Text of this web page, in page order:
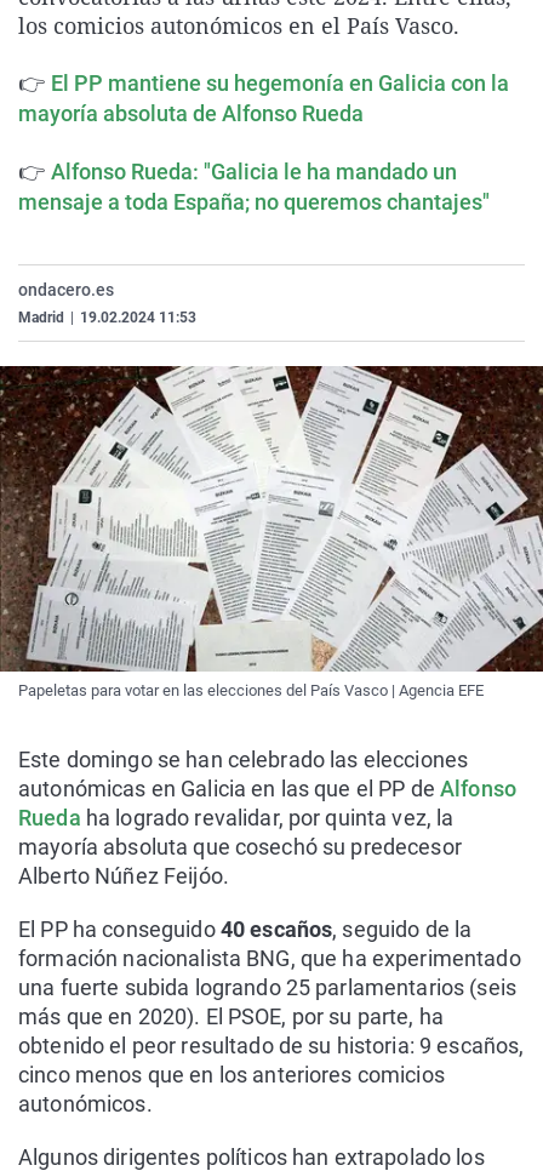
La rosa de los vientos
Como el perro y el
Caso
Equipo de
Extremadura
La Rioja
País Vasco
Virales
Elecciones
los comicios autonómicos en el País Vasco.
👉 El PP mantiene su hegemonía en Galicia con la
mayoría absoluta de Alfonso Rueda
👉 Alfonso Rueda: "Galicia le ha mandado un
mensaje a toda España; no queremos chantajes"
ondacero.es
Madrid 19.02.2024 11:53
Papeletas para votar en las elecciones del País Vasco | Agencia EFE
Este domingo se han celebrado las elecciones
autonómicas en Galicia en las que el PP deAlfonso
Rueda ha logrado revalidar, por quinta vez, la
mayoría absoluta que cosechó su predecesor
Alberto Núñez Feijóo.
El PP ha conseguido40 escaños, seguido de la
formación nacionalista BNG, que ha experimentado
una fuerte subida logrando 25 parlamentarios (seis
más que en 2020). El PSOE, por su parte, ha
obtenido el peor resultado de su historia: 9 escaños,
cinco menos que en los anteriores comicios
autonómicos.
Algunos dirigentes políticos han extrapolado los